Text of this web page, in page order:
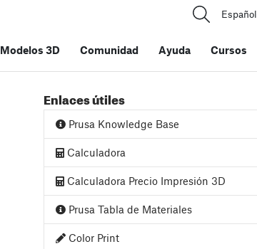
Español
Modelos 3D Comunidad Ayuda Cursos
Enlaces útiles
Prusa Knowledge Base
Calculadora
Calculadora Precio Impresión 3D
Prusa Tabla de Materiales
Color Print